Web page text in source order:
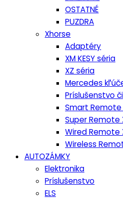
OSTATNÉ
PUZDRA
Xhorse
Adaptéry
XM KESY séria
XZ séria
Mercedes
Príslušenstvo
Smart Remote
Super Remote
Wired Remote
Wireless
AUTOZÁMKY
Elektronika
Príslušenstvo
ELS